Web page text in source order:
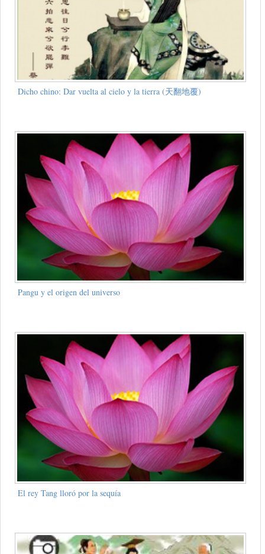
Dicho chino: Dar vuelta al cielo y la tierra (天翻地覆)
Pangu y el origen del universo
El rey Tang lloró por la sequía